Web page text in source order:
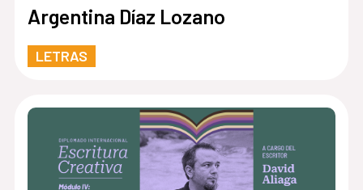
Argentina Díaz Lozano
LETRAS